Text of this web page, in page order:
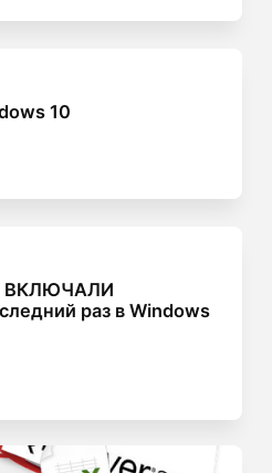
10
ВКЛЮЧАЛИ
раз в Windows